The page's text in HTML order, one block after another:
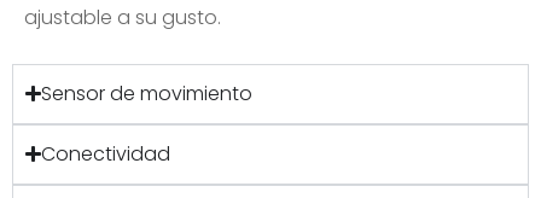
ajustable a su gusto.
Sensor de movimiento
Conectividad